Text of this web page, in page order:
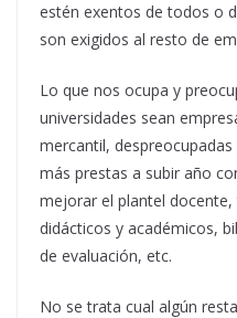
estén exentos de todos o
son exigidos al resto de
Lo que nos ocupa y
universidades sean
mercantil,
más prestas a subir año
mejorar el plantel
didácticos y académicos,
de evaluación, etc.
No se trata cual algún